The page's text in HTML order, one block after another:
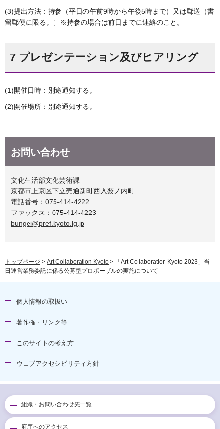
(3)提出方法：持参（平日の午前9時から午後5時まで）又は郵送（書
留郵便に限る。）※持参の場合は前日までに連絡のこと。
7 プレゼンテーション及びヒアリング
(1)開催日時：別途通知する。
(2)開催場所：別途通知する。
お問い合わせ
文化生活部文化芸術課
京都市上京区下立売通新町西入薮ノ内町
電話番号：075-414-4222
ファックス：075-414-4223
bungei@pref.kyoto.lg.jp
トップページ > Art Collaboration Kyoto > 「Art Collaboration Kyoto 2023」当
日運営業務委託に係る公募型プロポーザルの実施について
個人情報の取扱い
著作権・リンク等
このサイトの考え方
ウェブアクセシビリティ方針
組織・お問い合わせ先一覧
府庁へのアクセス